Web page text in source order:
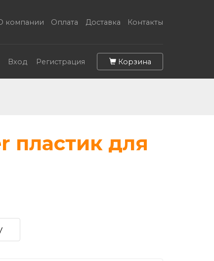
компании Оплата Доставка Контакты
Вход Регистрация Корзина
пластик для